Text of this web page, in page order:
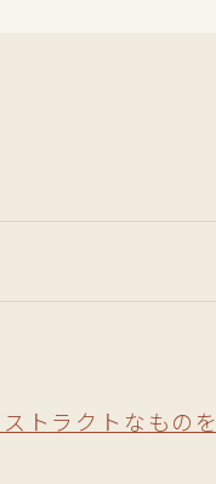
トラクトなもの